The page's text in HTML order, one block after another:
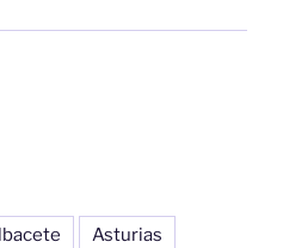
Asturias